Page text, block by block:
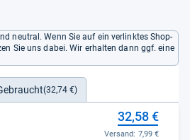
neutral. Wenn Sie auf ein verlinktes Shop-
Sie uns dabei. Wir erhalten dann ggf. eine
(32,74 €)
32,58 €
Versand: 7,99 €